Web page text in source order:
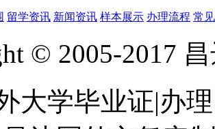
留学资讯 新闻资讯 样本展示 办理流程 常
© 2005-2017
大学毕业证|办